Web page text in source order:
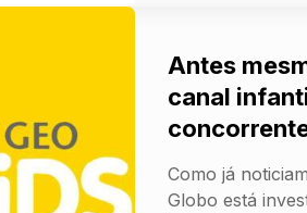
Antes
canal
Como já
Globo está